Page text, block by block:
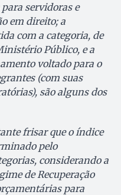
servidoras e
em direito; a
com a categoria, de
Público, e a
voltado para o
(com suas
são alguns dos
frisar que o índice
pelo
considerando a
de Recuperação
para